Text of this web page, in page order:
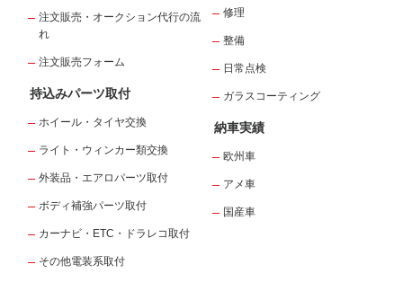
注文販売・オークション代行の流
れ
注文販売フォーム
持込みパーツ取付
ホイール・タイヤ交換
ライト・ウィンカー類交換
外装品・エアロパーツ取付
ボディ補強パーツ取付
カーナビ・ETC・ドラレコ取付
その他電装系取付
修理
整備
日常点検
ガラスコーティング
納車実績
欧州車
アメ車
国産車